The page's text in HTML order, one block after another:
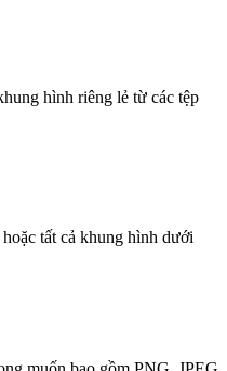
hình riêng lẻ từ các tệp
tất cả khung hình dưới